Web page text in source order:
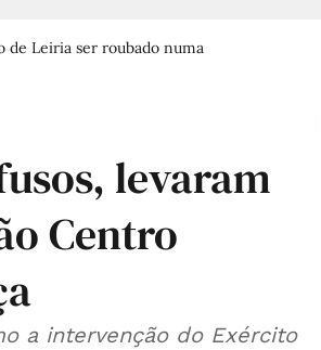
de Leiria ser roubado numa
levaram
Centro
a intervenção do Exército